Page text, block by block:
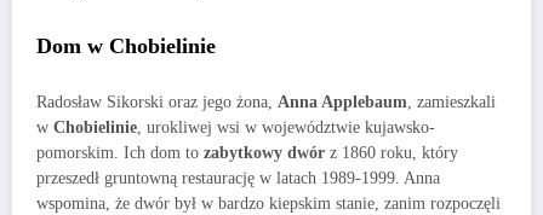
Dom w Chobielinie
Radosław Sikorski oraz jego żona, Anna Applebaum, zamieszkali
w Chobielinie, urokliwej wsi w województwie kujawsko-
pomorskim. Ich dom to zabytkowy dwór z 1860 roku, który
przeszedł gruntowną restaurację w latach 1989-1999. Anna
wspomina, że dwór był w bardzo kiepskim stanie, zanim rozpoczęli